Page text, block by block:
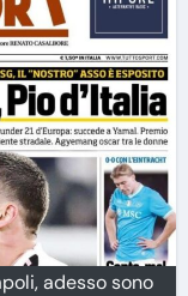
adesso sono